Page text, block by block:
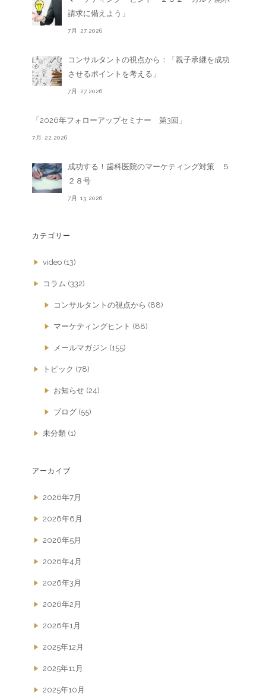
請求に備えよう」
7月 27,2026
コンサルタントの視点から：「親子承継を成功
させるポイントを考える」
7月 27,2026
「2026年フォローアップセミナー 第3回」
7月 22,2026
成功する！歯科医院のマーケティング対策 ５
２８号
7月 13,2026
カテゴリー
video (13)
コラム (332)
コンサルタントの視点から (88)
マーケティングヒント (88)
メールマガジン (155)
トピック (78)
お知らせ (24)
ブログ (55)
未分類 (1)
アーカイブ
2026年7月
2026年6月
2026年5月
2026年4月
2026年3月
2026年2月
2026年1月
2025年12月
2025年11月
2025年10月